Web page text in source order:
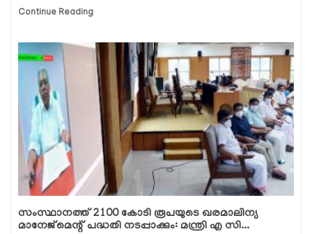
Continue Reading
സംസ്ഥാനത്ത് 2100 കോടി രൂപയുടെ ഖരമാലിന്യ
മാനേജ്മെന്റ് പദ്ധതി നടപ്പാക്കും: മന്ത്രി എ സി...